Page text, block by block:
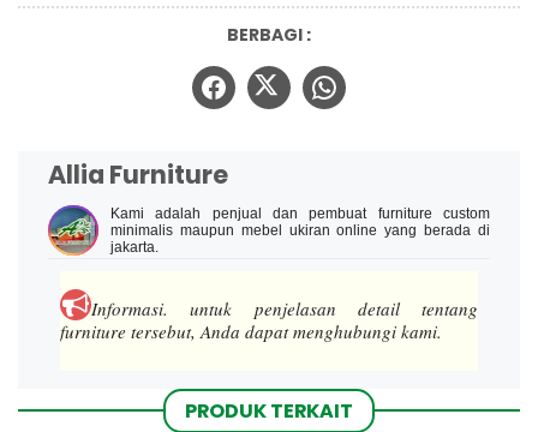
BERBAGI :
Allia Furniture
Kami adalah penjual dan pembuat furniture custom
minimalis maupun mebel ukiran online yang berada di
jakarta.
Informasi.untuk penjelasan detail tentang
furniture tersebut, Anda dapat menghubungi kami.
PRODUK TERKAIT